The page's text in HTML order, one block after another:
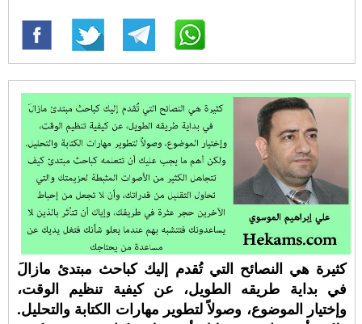
كثيرة هي النصائح التي تُقدم إليك كباحث مبتدئ مازالَ
في بداية طريقه الطويل، عن كيفية تنظيم الوقت،
وإختيار الموضوع، وصولاً لتطوير مهارات الكتابة والتحليل.